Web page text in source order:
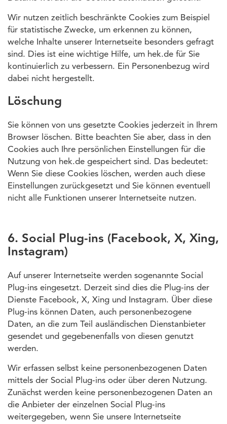
Wir nutzen zeitlich beschränkte Cookies zum Beispiel
für statistische Zwecke, um erkennen zu können,
welche Inhalte unserer Internetseite besonders gefragt
sind. Dies ist eine wichtige Hilfe, um hek.de für Sie
kontinuierlich zu verbessern. Ein Personenbezug wird
dabei nicht hergestellt.
Löschung
Sie können von uns gesetzte Cookies jederzeit in Ihrem
Browser löschen. Bitte beachten Sie aber, dass in den
Cookies auch Ihre persönlichen Einstellungen für die
Nutzung von hek.de gespeichert sind. Das bedeutet:
Wenn Sie diese Cookies löschen, werden auch diese
Einstellungen zurückgesetzt und Sie können eventuell
nicht alle Funktionen unserer Internetseite nutzen.
6. Social Plug-ins (Facebook, X, Xing,
Instagram)
Auf unserer Internetseite werden sogenannte Social
Plug-ins eingesetzt. Derzeit sind dies die Plug-ins der
Dienste Facebook, X, Xing und Instagram. Über diese
Plug-ins können Daten, auch personenbezogene
Daten, an die zum Teil ausländischen Dienstanbieter
gesendet und gegebenenfalls von diesen genutzt
werden.
Wir erfassen selbst keine personenbezogenen Daten
mittels der Social Plug-ins oder über deren Nutzung.
Zunächst werden keine personenbezogenen Daten an
die Anbieter der einzelnen Social Plug-ins
weitergegeben, wenn Sie unsere Internetseite